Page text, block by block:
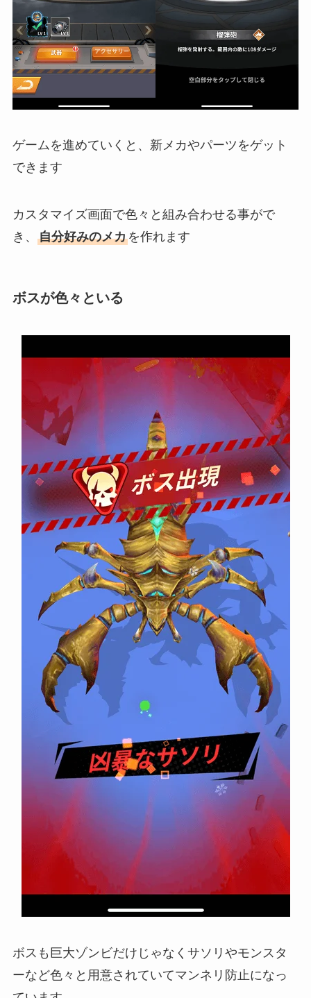
ゲームを進めていくと、新メカやパーツをゲット
できます
カスタマイズ画面で色々と組み合わせる事がで
き、 自分好みのメカを作れます
ボスが色々といる
ボスも巨大ゾンビだけじゃなくサソリやモンスタ
ーなど色々と用意されていてマンネリ防止になっ